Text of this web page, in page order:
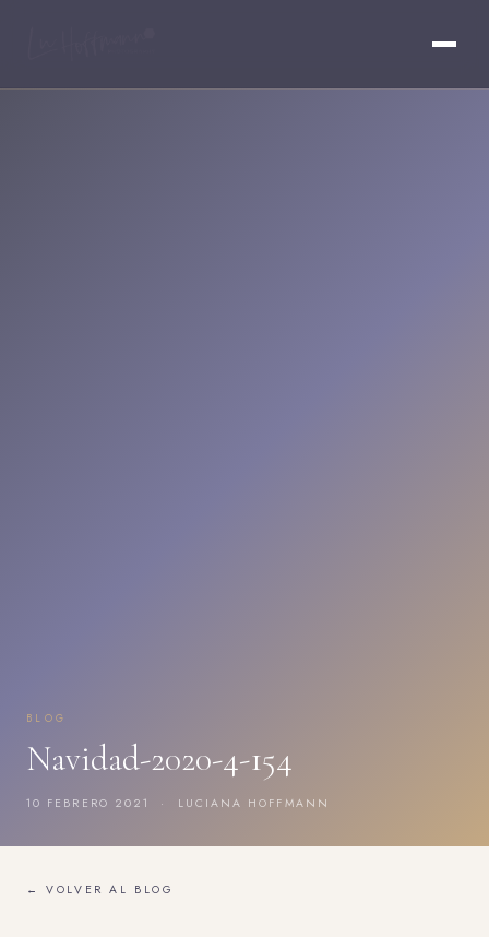
BLOG
Navidad-2020-4-154
10 FEBRERO 2021 · LUCIANA HOFFMANN
← VOLVER AL BLOG